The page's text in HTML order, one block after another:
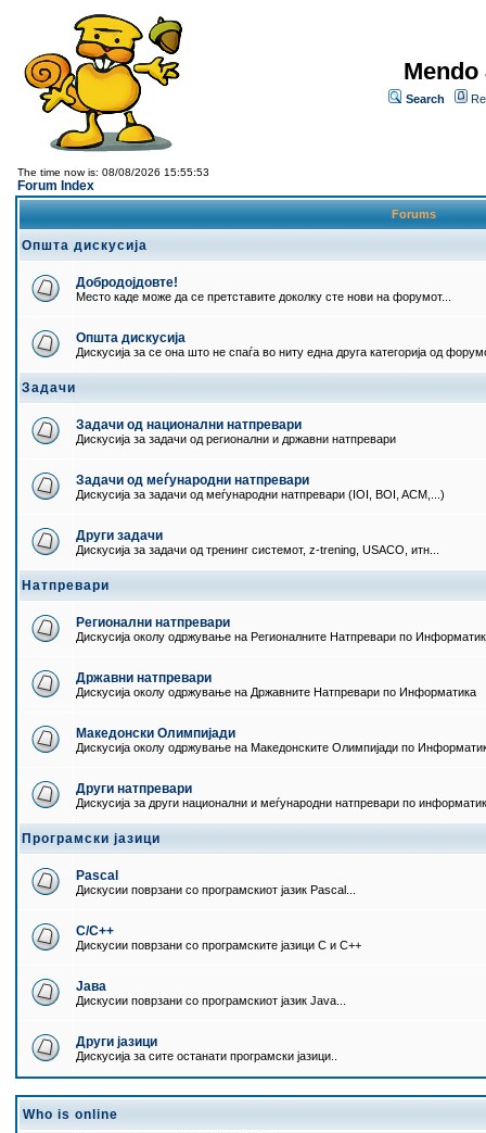
Search
The time now is: 08/08/2026 15:55:53
Forum Index
Forums
Општа дискусија
Добродојдовте!
Место каде може да се претставите доколку сте нови на форумот...
Општа дискусија
Дискусија за се она што не спаѓа во ниту една друга категорија од
Задачи
Задачи од национални натпревари
Дискусија за задачи од регионални и државни натпревари
Задачи од меѓународни натпревари
Дискусија за задачи од меѓународни натпревари (IOI, BOI, ACM,...)
Други задачи
Дискусија за задачи од тренинг системот, z-trening, USACO, итн...
Натпревари
Регионални натпревари
Дискусија околу одржување на Регионалните Натпревари по
Државни натпревари
Дискусија околу одржување на Државните Натпревари по Информатика
Македонски Олимпијади
Дискусија околу одржување на Македонските Олимпијади по
Други натпревари
Дискусија за други национални и меѓународни натпревари по
Програмски јазици
Pascal
Дискусии поврзани со програмскиот јазик Pascal...
C/C++
Дискусии поврзани со програмските јазици C и C++
Јава
Дискусии поврзани со програмскиот јазик Java...
Други јазици
Дискусија за сите останати програмски јазици..
Who is online